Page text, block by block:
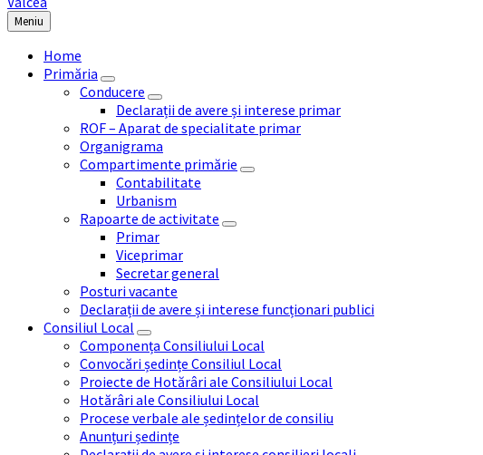
Meniu
Home
Primăria
Conducere
Declarații de avere și interese primar
ROF – Aparat de specialitate primar
Organigrama
Compartimente primărie
Contabilitate
Urbanism
Rapoarte de activitate
Primar
Viceprimar
Secretar general
Posturi vacante
Declarații de avere și interese funcționari publici
Consiliul Local
Componența Consiliului Local
Convocări ședințe Consiliul Local
Proiecte de Hotărâri ale Consiliului Local
Hotărâri ale Consiliului Local
Procese verbale ale ședințelor de consiliu
Anunțuri ședințe